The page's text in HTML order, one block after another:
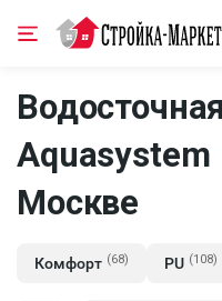
Aquasystem
Москве
Комфорт (68) PU (108)